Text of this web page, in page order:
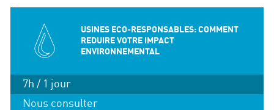
USINES ECO-RESPONSABLES: COMMENT
REDUIRE VOTRE IMPACT
ENVIRONNEMENTAL
7h / 1 jour
Nous consulter